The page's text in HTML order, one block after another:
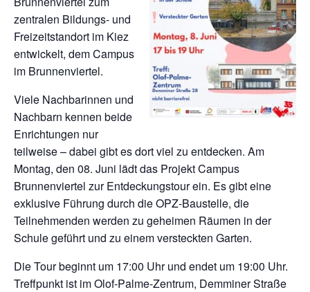
zentralen Bildungs- und
Freizeitstandort im Kiez
entwickelt, dem Campus
im Brunnenviertel.
Viele Nachbarinnen und
Nachbarn kennen beide
Enrichtungen nur
teilweise – dabei gibt es dort viel zu entdecken. Am
Montag, den 08. Juni lädt das Projekt Campus
Brunnenviertel zur Entdeckungstour ein. Es gibt eine
exklusive Führung durch die OPZ-Baustelle, die
Teilnehmenden werden zu geheimen Räumen in der
Schule geführt und zu einem versteckten Garten.
Die Tour beginnt um 17:00 Uhr und endet um 19:00 Uhr.
Treffpunkt ist im Olof-Palme-Zentrum, Demminer Straße